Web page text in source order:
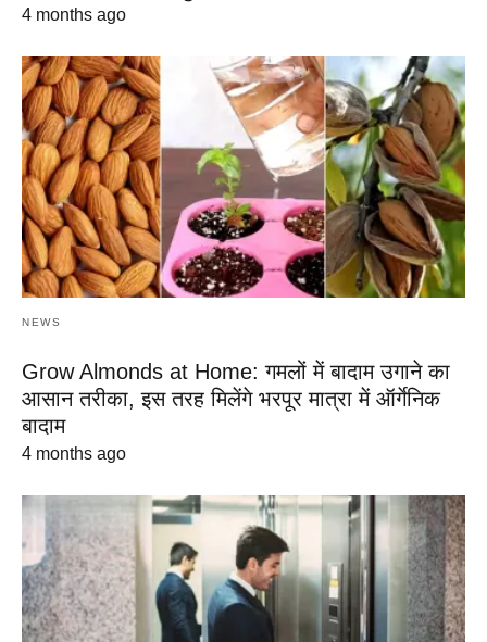
4 months ago
NEWS
Grow Almonds at Home: गमलों में बादाम उगाने का
आसान तरीका, इस तरह मिलेंगे भरपूर मात्रा में ऑर्गेनिक
बादाम
4 months ago